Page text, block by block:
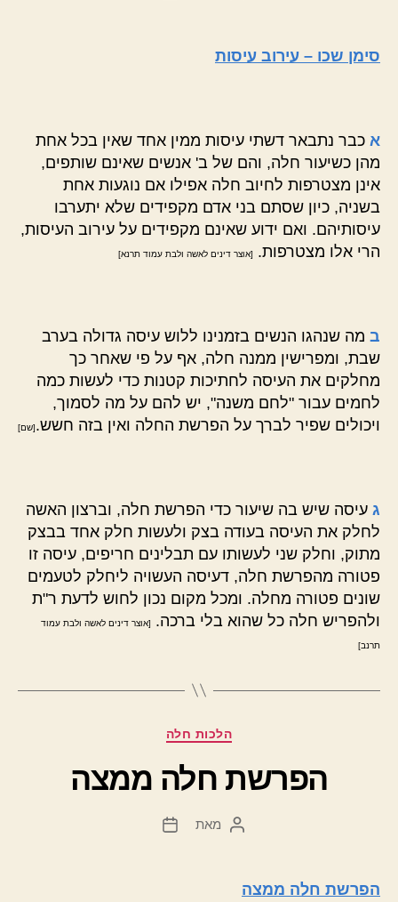
סימן שכו – עירוב עיסות
א כבר נתבאר דשתי עיסות ממין אחד שאין בכל אחת
מהן כשיעור חלה, והם של ב' אנשים שאינם שותפים,
אינן מצטרפות לחיוב חלה אפילו אם נוגעות אחת
בשניה, כיון שסתם בני אדם מקפידים שלא יתערבו
עיסותיהם. ואם ידוע שאינם מקפידים על עירוב העיסות,
הרי אלו מצטרפות.
[אוצר דינים לאשה ולבת עמוד תרנא]
ב מה שנהגו הנשים בזמנינו ללוש עיסה גדולה בערב
שבת, ומפרישין ממנה חלה, אף על פי שאחר כך
מחלקים את העיסה לחתיכות קטנות כדי לעשות כמה
לחמים עבור "לחם משנה", יש להם על מה לסמוך,
ויכולים שפיר לברך על הפרשת החלה ואין בזה חשש.[שם]
ג עיסה שיש בה שיעור כדי הפרשת חלה, וברצון האשה
לחלק את העיסה בעודה בצק ולעשות חלק אחד בבצק
מתוק, וחלק שני לעשותו עם תבלינים חריפים, עיסה זו
פטורה מהפרשת חלה, דעיסה העשויה ליחלק לטעמים
שונים פטורה מחלה. ומכל מקום נכון לחוש לדעת ר"ת
ולהפריש חלה כל שהוא בלי ברכה.
[אוצר דינים לאשה ולבת עמוד
תרנב]
קטגוריות
הלכות חלה
הפרשת חלה ממצה
המחבר
מאת
תאריך
הפרשת חלה ממצה